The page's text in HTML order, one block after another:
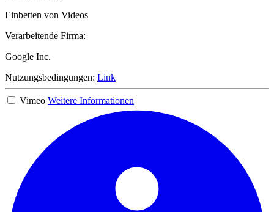
Einbetten von Videos
Verarbeitende Firma:
Google Inc.
Nutzungsbedingungen: Link
Vimeo Weitere Informationen